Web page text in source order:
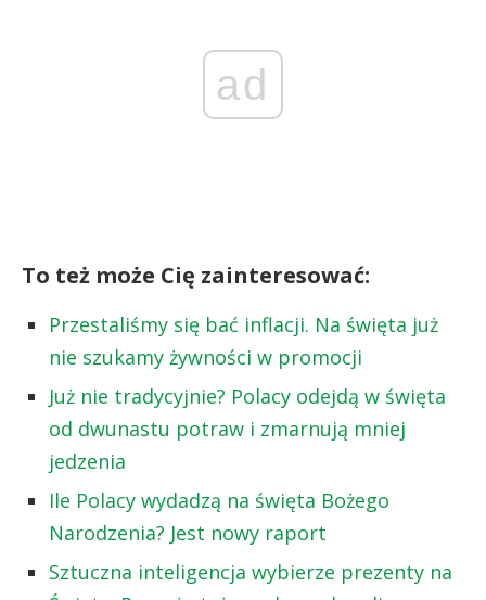
ad
To też może Cię zainteresować:
Przestaliśmy się bać inflacji. Na święta już
nie szukamy żywności w promocji
Już nie tradycyjnie? Polacy odejdą w święta
od dwunastu potraw i zmarnują mniej
jedzenia
Ile Polacy wydadzą na święta Bożego
Narodzenia? Jest nowy raport
Sztuczna inteligencja wybierze prezenty na